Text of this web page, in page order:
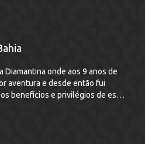
Diamantina onde aos 9 anos de
aventura e desde então fui
benefícios e privilégios de estar
de uma forma tão grande que
e resistência das minhas